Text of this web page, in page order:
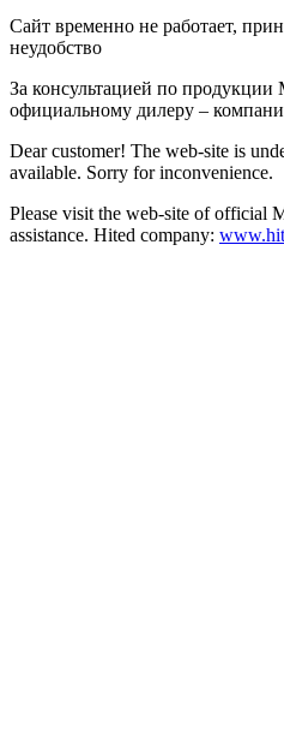
Сайт временно не работает,
неудобство
За консультацией по
официальному дилеру –
Dear customer! The web-site is
available. Sorry for inconvenience.
Please visit the web-site of official
assistance. Hited company: